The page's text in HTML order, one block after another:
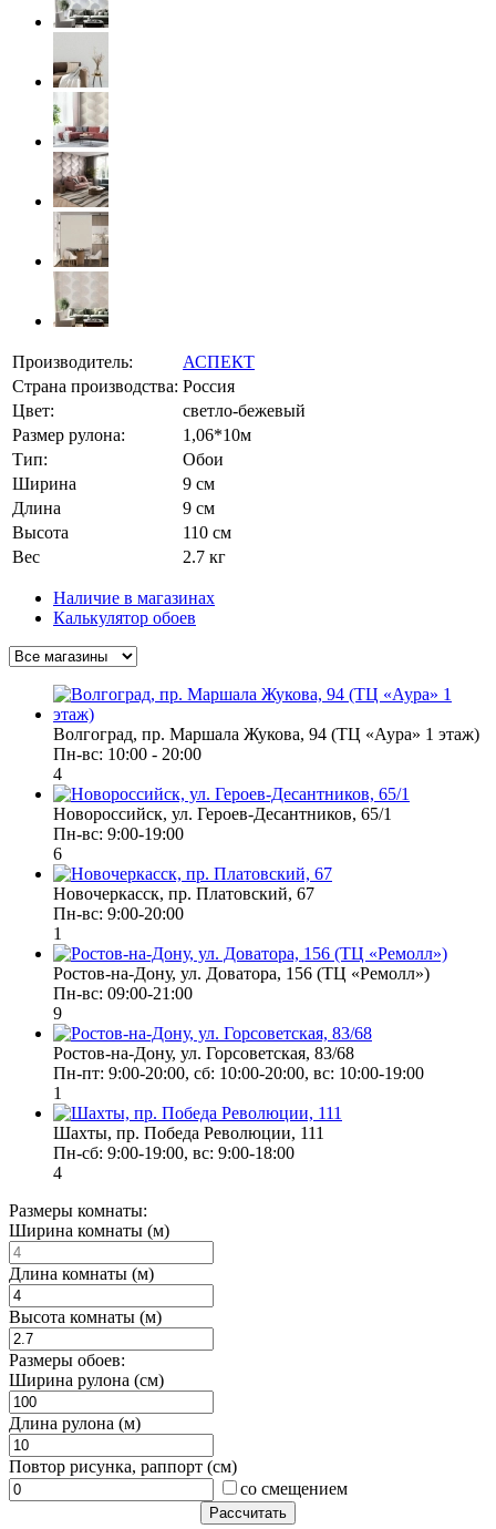
Производитель:
АСПЕКТ
Страна производства: Россия
Цвет:
светло-бежевый
Размер рулона:
1,06*10м
Тип:
Обои
Ширина
9 см
Длина
9 см
Высота
110 см
Вес
2.7 кг
Наличие в магазинах
Калькулятор обоев
Волгоград, пр. Маршала Жукова, 94 (ТЦ «Аура» 1 этаж)
Пн-вс: 10:00 - 20:00
4
Новороссийск, ул. Героев-Десантников, 65/1
Пн-вс: 9:00-19:00
6
Новочеркасск, пр. Платовский, 67
Пн-вс: 9:00-20:00
1
Ростов-на-Дону, ул. Доватора, 156 (ТЦ «Ремолл»)
Пн-вс: 09:00-21:00
9
Ростов-на-Дону, ул. Горсоветская, 83/68
Пн-пт: 9:00-20:00, сб: 10:00-20:00, вс: 10:00-19:00
1
Шахты, пр. Победа Революции, 111
Пн-сб: 9:00-19:00, вс: 9:00-18:00
4
Размеры комнаты:
Ширина комнаты (м)
Длина комнаты (м)
Высота комнаты (м)
Размеры обоев:
Ширина рулона (см)
Длина рулона (м)
Повтор рисунка, раппорт (см)
со смещением